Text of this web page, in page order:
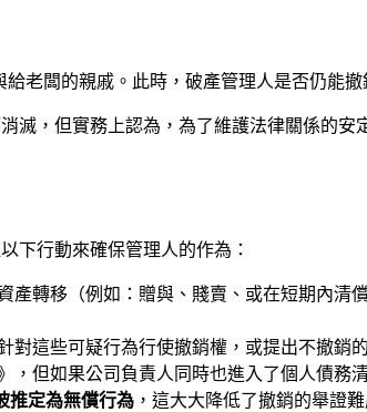
老闆的親戚。此時，破產管理人是否仍能撤
滅，但實務上認為，為了維護法律關係的
下行動來確保管理人的作為：
產轉移（例如：贈與、賤賣、或在短期內
對這些可疑行為行使撤銷權，或提出不撤銷
，但如果公司負責人同時也進入了個人債務
推定為無償行為 ，這大大降低了撤銷的舉證難